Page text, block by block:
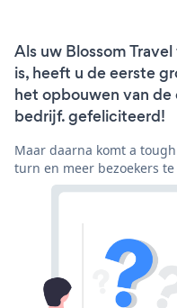
Als uw Blossom
is, heeft u de eerste
het opbouwen van de
bedrijf. gefeliciteerd!
Maar daarna komt a
turn en meer bezoekers